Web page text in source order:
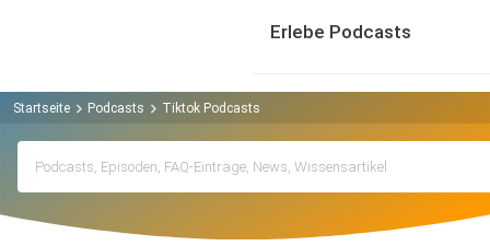
Erlebe Podcasts
Startseite Podcasts Tiktok Podcasts